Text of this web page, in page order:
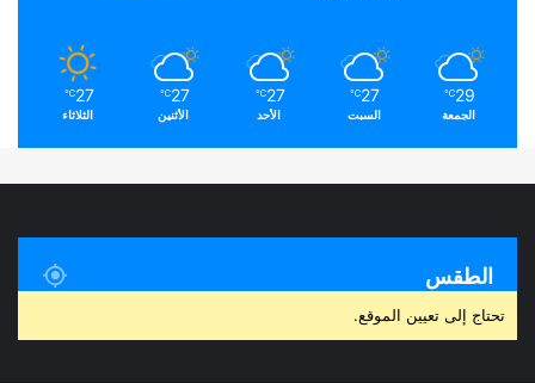
29
℃
الجمعة
27
℃
السبت
27
℃
الأحد
27
℃
الأثنين
27
℃
الثلاثاء
الطقس
تحتاج إلى تعيين الموقع.